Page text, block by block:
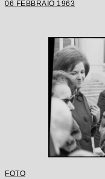
06 FEBBRAIO 1963
FOTO